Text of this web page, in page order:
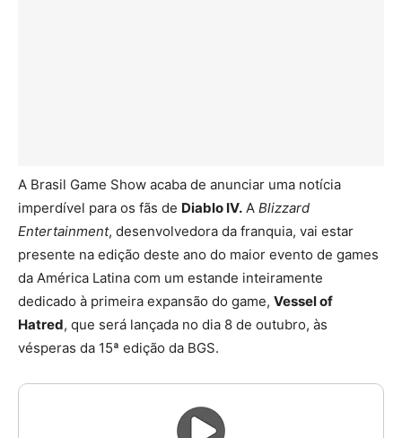
A Brasil Game Show acaba de anunciar uma notícia
imperdível para os fãs de Diablo IV. A Blizzard
Entertainment, desenvolvedora da franquia, vai estar
presente na edição deste ano do maior evento de games
da América Latina com um estande inteiramente
dedicado à primeira expansão do game, Vessel of
Hatred, que será lançada no dia 8 de outubro, às
vésperas da 15ª edição da BGS.